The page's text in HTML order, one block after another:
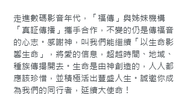
走進數碼影音年代，「福傳」與姊妹機構
「真証傳播」攜手合作，不變的仍是傳福音
的心志。感謝神，叫我們能繼續「以生命影
響生命」，將愛的信息，超越時間、地域、
種族傳揚開去。生命是由神創造的，人人都
應該珍惜，並積極活出豐盛人生。誠邀你成
為我們的同行者，延續大使命！